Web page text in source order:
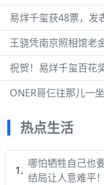
易烊千玺获48票，发
王骁凭南京照相馆老
祝贺！易烊千玺百花
ONER哥仨往那儿一
热点生活
哪怕牺牲自己也
结局让人意难平！